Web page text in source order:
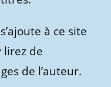
s’ajoute à ce site
lirez de
de l’auteur.